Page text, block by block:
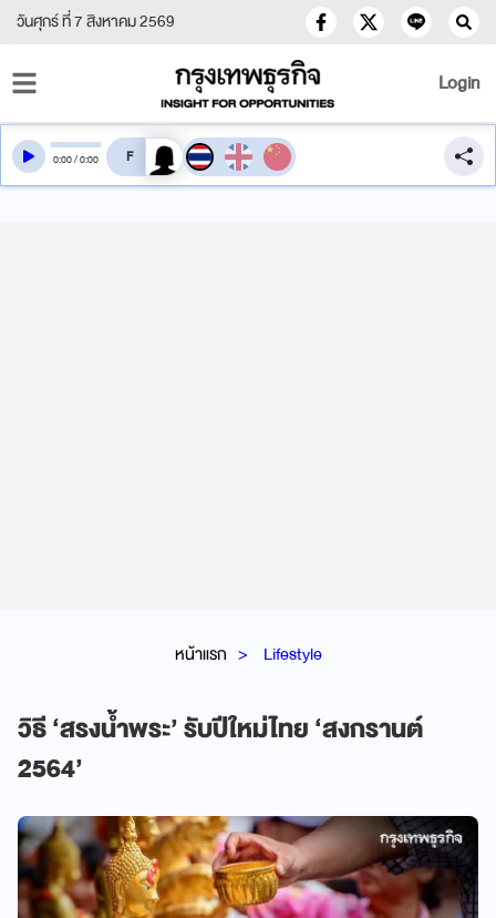
วันศุกร์ ที่ 7 สิงหาคม 2569
Login
หน้าแรก Lifestyle
วิธี ‘สรงน้ำพระ’ รับปีใหม่ไทย ‘สงกรานต์
2564’
0:00/0:00 สลับเสียงอ่าน